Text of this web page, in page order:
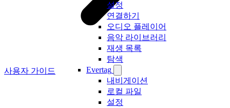
설정
연결하기
오디오 플레이어
음악 라이브러리
재생 목록
탐색
Evertag
내비게이션
로컬 파일
설정
사용자 가이드